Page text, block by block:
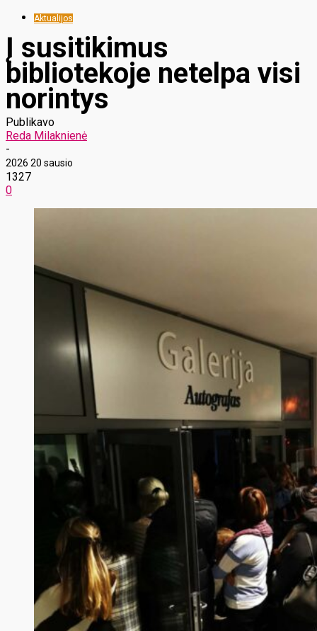
Aktualijos
Į susitikimus
bibliotekoje netelpa visi
norintys
Publikavo
Reda Milaknienė
-
2026 20 sausio
1327
0